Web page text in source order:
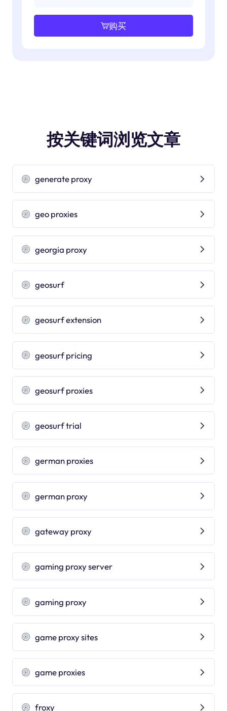
购买
按关键词浏览文章
generate proxy
geo proxies
georgia proxy
geosurf
geosurf extension
geosurf pricing
geosurf proxies
geosurf trial
german proxies
german proxy
gateway proxy
gaming proxy server
gaming proxy
game proxy sites
game proxies
froxy